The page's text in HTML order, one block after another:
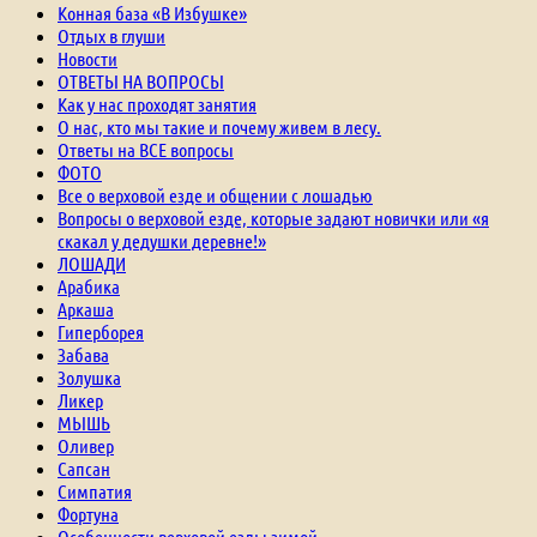
Конная база «В Избушке»
Отдых в глуши
Новости
ОТВЕТЫ НА ВОПРОСЫ
Как у нас проходят занятия
О нас, кто мы такие и почему живем в лесу.
Ответы на ВСЕ вопросы
ФОТО
Все о верховой езде и общении с лошадью
Вопросы о верховой езде, которые задают новички или «я
скакал у дедушки деревне!»
ЛОШАДИ
Арабика
Аркаша
Гиперборея
Забава
Золушка
Ликер
МЫШЬ
Оливер
Сапсан
Симпатия
Фортуна